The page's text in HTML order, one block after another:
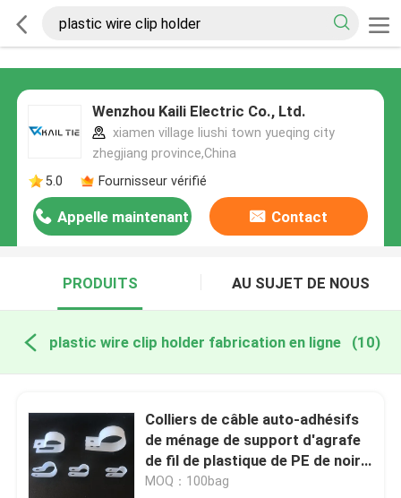
Wenzhou Kaili Electric Co., Ltd.
xiamen village liushi town yueqing city
zhegjiang province,China
5.0
Fournisseur vérifié
Appelle maintenant Contact
PRODUITS AU SUJET DE NOUS
plastic wire clip holder fabrication en ligne (10)
Colliers de câble auto-adhésifs
de ménage de support d'agrafe
de fil de plastique de PE de noir
de R25 millimètre
MOQ：100bag